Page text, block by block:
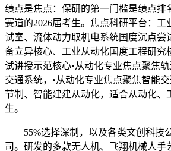
绩点是焦点：保研的第一门槛是绩点排
赛道的2026届考生。焦点科研平台：工
试室、流体动力取机电系统国度沉点尝
备立异核心、工业从动化国度工程研究
试讲授示范核心•从动化专业焦点聚焦
交通系统，•从动化专业焦点聚焦智能
节制、智能建建从动化，适合从动化、
生。
55%选择深制，以及各类文创科技
司。研发的多款无人机、飞翔机械人手